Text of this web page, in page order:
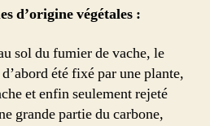
d’origine végétales :
sol du fumier de vache, le
été fixé par une plante,
et enfin seulement rejeté
grande partie du carbone,